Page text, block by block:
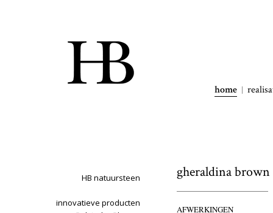
home
HB natuursteen
innovatieve producten
gheraldina brown
AFWERKINGEN